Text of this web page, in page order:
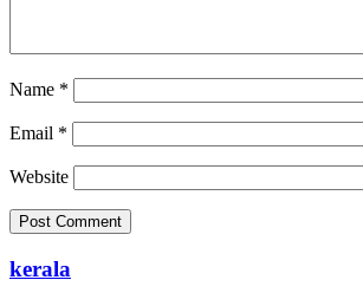
Name *
Email *
Website
kerala